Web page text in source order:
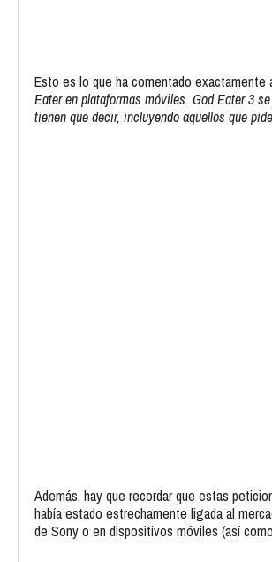
Esto es lo que ha comentado exactamente
Eater en plataformas móviles. God Eater 3
tienen que decir, incluyendo aquellos que
Además, hay que recordar que estas
había estado estrechamente ligada al
de Sony o en dispositivos móviles (así